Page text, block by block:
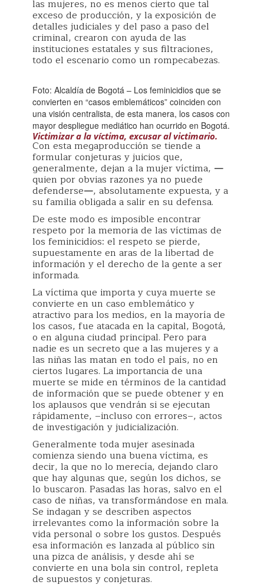
las mujeres, no es menos cierto que tal
exceso de producción, y la exposición de
detalles judiciales y del paso a paso del
criminal, crearon con ayuda de las
instituciones estatales y sus filtraciones,
todo el escenario como un rompecabezas.
Foto: Alcaldía de Bogotá – Los feminicidios que se
convierten en “casos emblemáticos” coinciden con
una visión centralista, de esta manera, los casos con
mayor despliegue mediático han ocurrido en Bogotá.
Victimizar a la víctima, excusar al victimario.
Con esta megaproducción se tiende a
formular conjeturas y juicios que,
generalmente, dejan a la mujer víctima, —
quien por obvias razones ya no puede
defenderse—, absolutamente expuesta, y a
su familia obligada a salir en su defensa.
De este modo es imposible encontrar
respeto por la memoria de las víctimas de
los feminicidios: el respeto se pierde,
supuestamente en aras de la libertad de
información y el derecho de la gente a ser
informada.
La víctima que importa y cuya muerte se
convierte en un caso emblemático y
atractivo para los medios, en la mayoría de
los casos, fue atacada en la capital, Bogotá,
o en alguna ciudad principal. Pero para
nadie es un secreto que a las mujeres y a
las niñas las matan en todo el país, no en
ciertos lugares. La importancia de una
muerte se mide en términos de la cantidad
de información que se puede obtener y en
los aplausos que vendrán si se ejecutan
rápidamente, –incluso con errores–, actos
de investigación y judicialización.
Generalmente toda mujer asesinada
comienza siendo una buena víctima, es
decir, la que no lo merecía, dejando claro
que hay algunas que, según los dichos, se
lo buscaron. Pasadas las horas, salvo en el
caso de niñas, va transformándose en mala.
Se indagan y se describen aspectos
irrelevantes como la información sobre la
vida personal o sobre los gustos. Después
esa información es lanzada al público sin
una pizca de análisis, y desde ahí se
convierte en una bola sin control, repleta
de supuestos y conjeturas.